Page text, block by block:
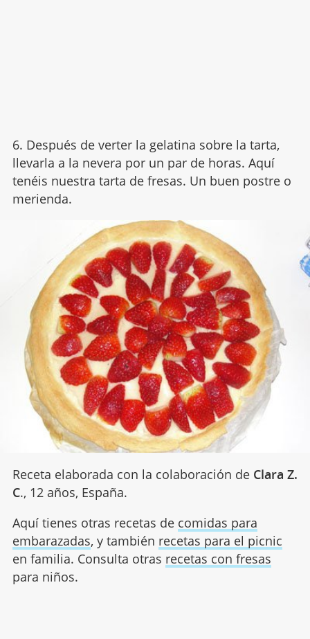
6. Después de verter la gelatina sobre la tarta,
llevarla a la nevera por un par de horas. Aquí
tenéis nuestra tarta de fresas. Un buen postre o
merienda.
Receta elaborada con la colaboración de Clara Z.
C., 12 años, España.
Aquí tienes otras recetas de comidas para
embarazadas, y también recetas para el picnic
en familia. Consulta otras recetas con fresas
para niños.